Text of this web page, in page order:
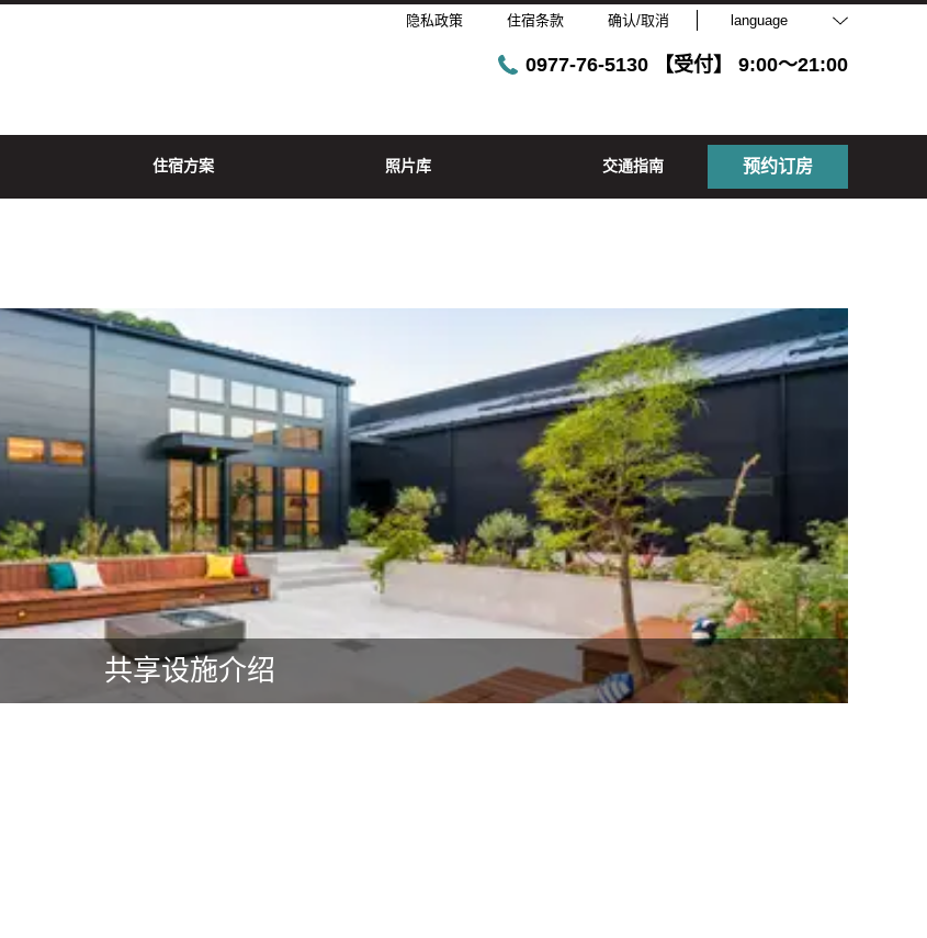
隐私政策 住宿条款 确认/取消 language
0977-76-5130 【受付】 9:00～21:00
住宿方案 照片库 交通指南 预约订房
共享设施介绍